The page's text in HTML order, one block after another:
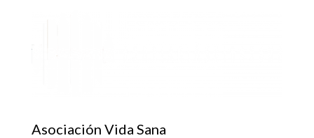
Asociación Vida Sana